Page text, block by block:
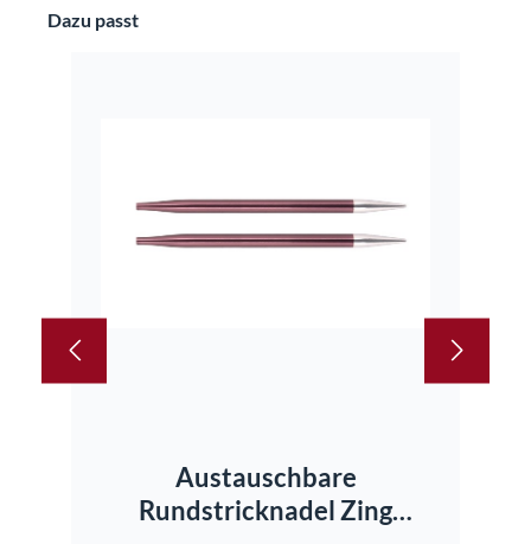
Produktgalerie überspringen
Dazu passt
Austauschbare
Rundstricknadel Zing